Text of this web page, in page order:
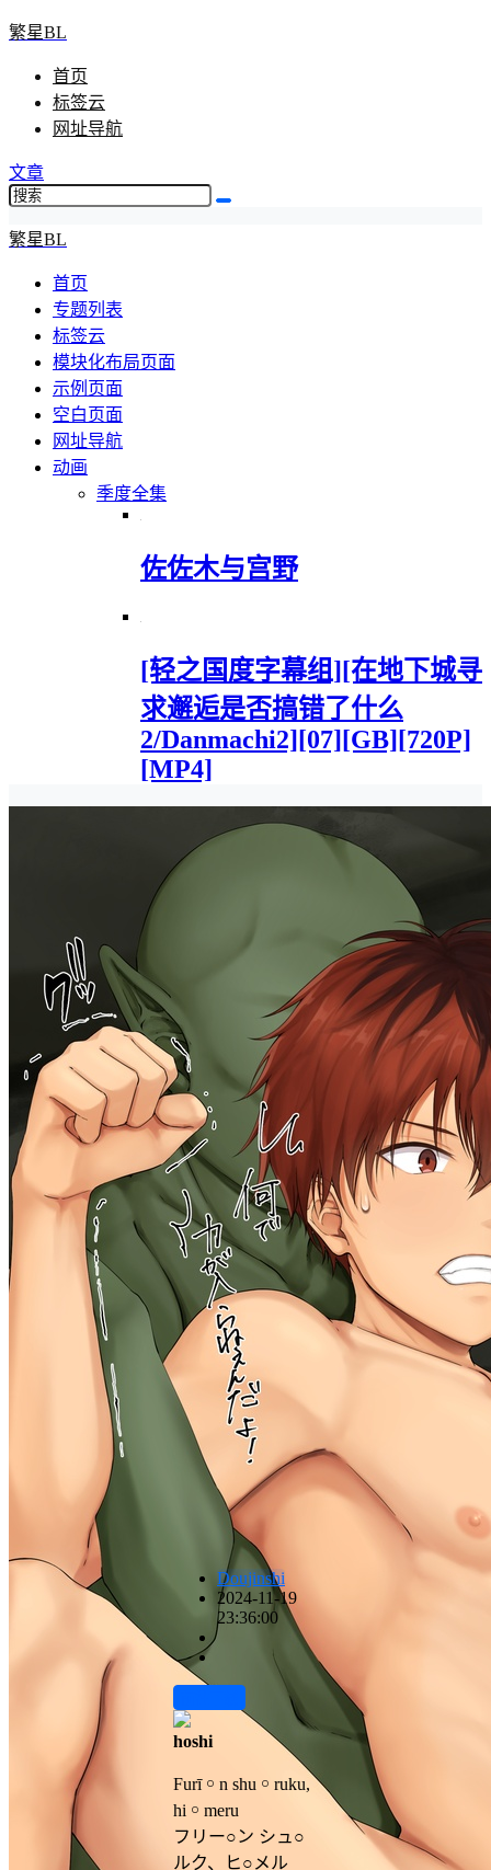
繁星BL
首页
标签云
网址导航
文章
繁星BL
首页
专题列表
标签云
模块化布局页面
示例页面
空白页面
网址导航
动画
季度全集
佐佐木与宫野
[轻之国度字幕组][在地下城寻
求邂逅是否搞错了什么
2/Danmachi2][07][GB][720P]
[MP4]
Doujinshi
2024-11-19
23:36:00
hoshi
Furī ￮ n shu ￮ ruku,
hi ￮ meru
フリー○ン シュ○
ルク、ヒ○メル